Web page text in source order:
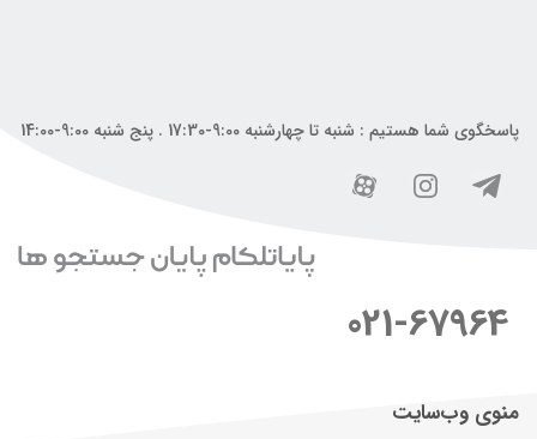
پاسخگوی شما هستیم : شنبه تا چهارشنبه 9:00-17:30 . پنج شنبه 9:00-14:00
021-67964
منوی وب‌سایت